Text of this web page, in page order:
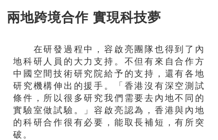
兩地跨境合作 實現科技夢
在研發過程中，容啟亮團隊也得到了內
地科研 人員的大力支持。不但有來自合作方
中國空間技術研究院給予的支持，還有各地
研究機構伸出的援手。「香港沒有深空測試
條件，所以很多研究我們需要去內地不同的
實驗室做試驗。」容啟亮認為，香港與內地
的科研合作很有必要，能取長補短，有所突
破。